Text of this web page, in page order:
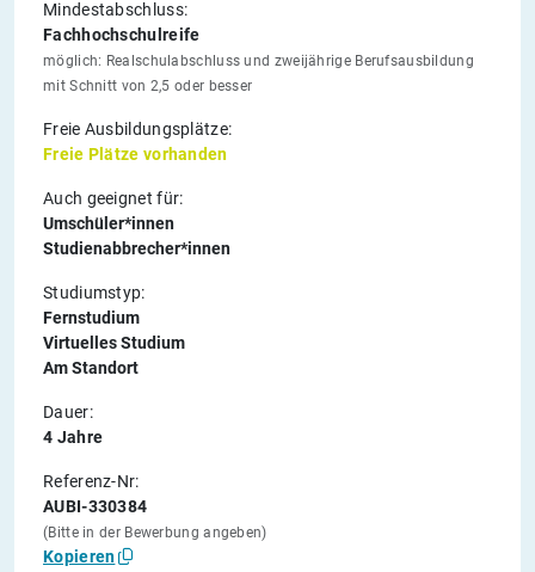
Mindestabschluss:
Fachhochschulreife
möglich: Realschulabschluss und zweijährige Berufsausbildung
mit Schnitt von 2,5 oder besser
Freie Ausbildungsplätze:
Freie Plätze vorhanden
Auch geeignet für:
Umschüler*innen
Studienabbrecher*innen
Studiumstyp:
Fernstudium
Virtuelles Studium
Am Standort
Dauer:
4 Jahre
Referenz-Nr:
AUBI-330384
(Bitte in der Bewerbung angeben)
Kopieren